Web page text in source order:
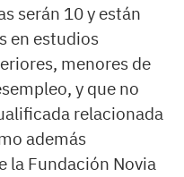
serán 10 y están
en estudios
menores de
y que no
relacionada
además
la Fundación Novia